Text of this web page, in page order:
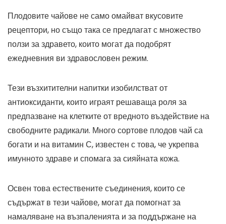
Плодовите чайове не само омайват вкусовите
рецептори, но също така се предлагат с множество
ползи за здравето, които могат да подобрят
ежедневния ви здравословен режим.
Тези възхитителни напитки изобилстват от
антиоксиданти, които играят решаваща роля за
предпазване на клетките от вредното въздействие на
свободните радикали. Много сортове плодов чай са
богати и на витамин С, известен с това, че укрепва
имунното здраве и спомага за сияйната кожа.
Освен това естествените съединения, които се
съдържат в тези чайове, могат да помогнат за
намаляване на възпаленията и за поддържане на